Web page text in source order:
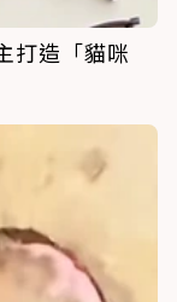
打造「貓咪